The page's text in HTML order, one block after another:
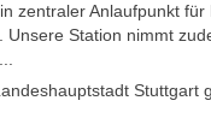
zentraler Anlaufpunkt
. Unsere Station nimmt
Stuttgart